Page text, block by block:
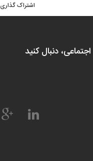
اشتراک گذاری
دنبال کنید